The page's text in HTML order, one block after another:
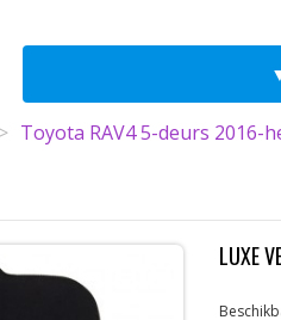
> Toyota RAV4 5-deurs 2016-
LUXE